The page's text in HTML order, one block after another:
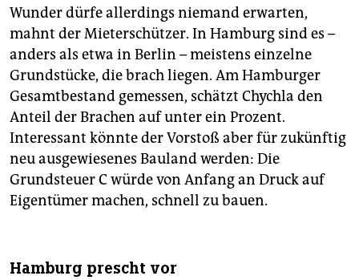
Wunder dürfe allerdings niemand erwarten,
mahnt der Mieterschützer. In Hamburg sind es –
anders als etwa in Berlin – meistens einzelne
Grundstücke, die brach liegen. Am Hamburger
Gesamtbestand gemessen, schätzt Chychla den
Anteil der Brachen auf unter ein Prozent.
Interessant könnte der Vorstoß aber für zukünftig
neu ausgewiesenes Bauland werden: Die
Grundsteuer C würde von Anfang an Druck auf
Eigentümer machen, schnell zu bauen.
Hamburg prescht vor